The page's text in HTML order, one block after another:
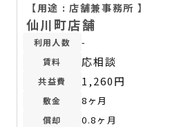
【用途 :店舗兼事務所 】
仙川町店舗
利用人数 -
賃料 応相談
共益費 1,260円
敷金 8ヶ月
償却 0.8ヶ月